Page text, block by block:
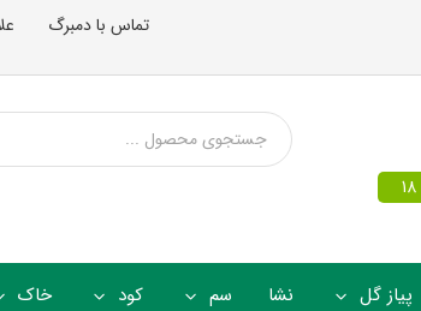
تماس با دمبرگ
پیاز گل نشا سم کود خاک